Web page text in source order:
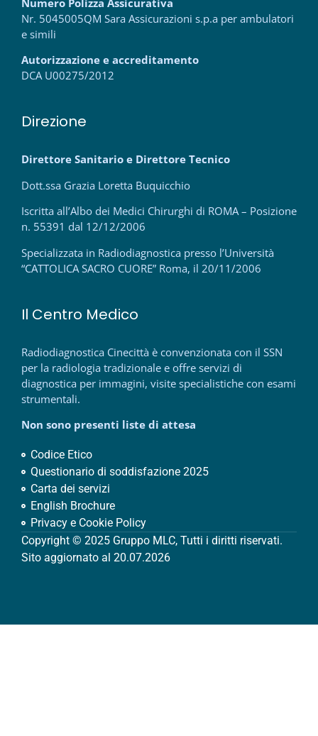
Nr. 5045005QM Sara Assicurazioni s.p.a per ambulatori
e simili
Autorizzazione e accreditamento
DCA U00275/2012
Direzione
Direttore Sanitario e Direttore Tecnico
Dott.ssa Grazia Loretta Buquicchio
Iscritta all’Albo dei Medici Chirurghi di ROMA – Posizione
n. 55391 dal 12/12/2006
Specializzata in Radiodiagnostica presso l’Università
“CATTOLICA SACRO CUORE” Roma, il 20/11/2006
Il Centro Medico
Radiodiagnostica Cinecittà è convenzionata con il SSN
per la radiologia tradizionale e offre servizi di
diagnostica per immagini, visite specialistiche con esami
strumentali.
Non sono presenti liste di attesa
Codice Etico
Questionario di soddisfazione 2025
Carta dei servizi
English Brochure
Privacy e Cookie Policy
Copyright © 2025 Gruppo MLC, Tutti i diritti riservati.
Sito aggiornato al 20.07.2026